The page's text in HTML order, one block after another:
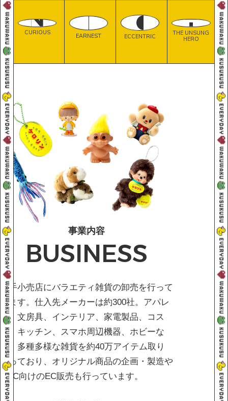
CURIOUS EARNEST ECCENTRIC
THE UNSUNG
HERO
事業内容
BUSINESS
大手小売店にバラエティ雑貨の卸売を行って
います。仕入先メーカーは約300社。アパレ
ル、文房具、インテリア、家電製品、コス
メ、キッチン、スマホ周辺機器、ホビーな
ど、多種多様な雑貨を約40万アイテム取り
扱っており、オリジナル商品の企画・製造や
BtoC向けのEC販売も行っています。